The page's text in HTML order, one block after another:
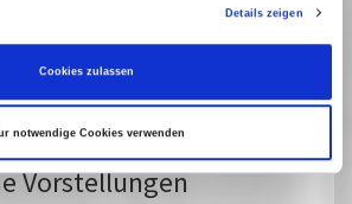
Details zeigen
Cookies zulassen
notwendige Cookies verwenden
Springer (Festivalleiterin der
des FÖN e.V.
Vorstellungen